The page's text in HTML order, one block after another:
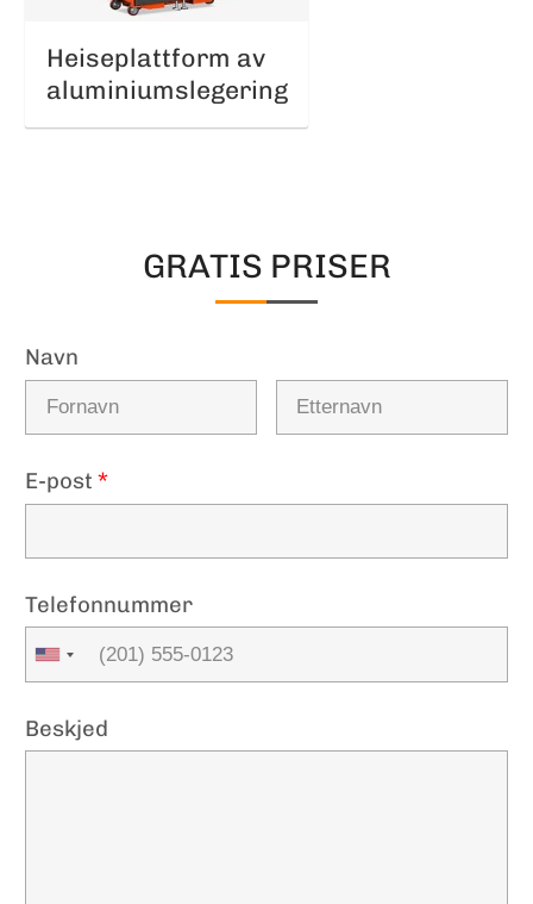
Heiseplattform av
aluminiumslegering
GRATIS PRISER
Navn
E-post*
Telefonnummer
Beskjed